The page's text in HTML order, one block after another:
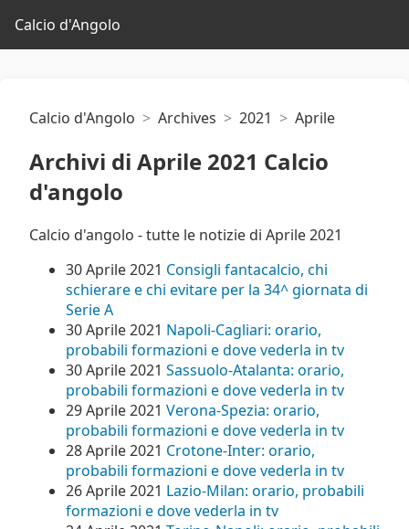
Calcio d'Angolo
Calcio d'Angolo Archives 2021 Aprile
Archivi di Aprile 2021 Calcio
d'angolo
Calcio d'angolo - tutte le notizie di Aprile 2021
30 Aprile 2021 Consigli fantacalcio, chi
schierare e chi evitare per la 34^ giornata di
Serie A
30 Aprile 2021 Napoli-Cagliari: orario,
probabili formazioni e dove vederla in tv
30 Aprile 2021 Sassuolo-Atalanta: orario,
probabili formazioni e dove vederla in tv
29 Aprile 2021 Verona-Spezia: orario,
probabili formazioni e dove vederla in tv
28 Aprile 2021 Crotone-Inter: orario,
probabili formazioni e dove vederla in tv
26 Aprile 2021 Lazio-Milan: orario, probabili
formazioni e dove vederla in tv